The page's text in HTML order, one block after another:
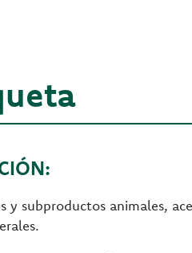
y subproductos animales,